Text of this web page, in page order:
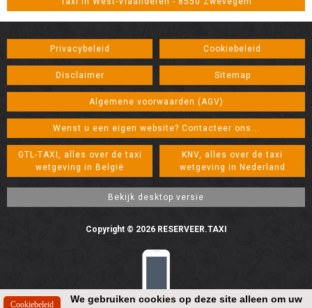
We gebruiken cookies op deze site alleen om uw
Privacybeleid Cookiebeleid
Disclaimer Sitemap
Algemene voorwaarden (AGV)
Wenst u een eigen website? Contacteer ons...
GTL-TAXI, alles over de taxi
wetgeving in België
KNV, alles over de taxi
wetgeving in Nederland
Copyright © 2026 RESERVEER.TAXI